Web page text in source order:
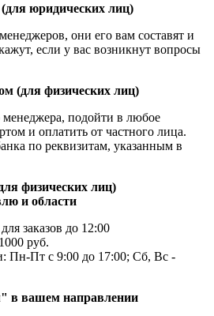
юридических лиц)
они его вам составят и
если у вас возникнут вопросы
(для физических лиц)
менеджера, подойти в любое
и оплатить от частного лица.
по реквизитам, указанным в
физических лиц)
и области
заказов до 12:00
руб.
Пн-Пт с 9:00 до 17:00; Сб, Вс -
в вашем направлении